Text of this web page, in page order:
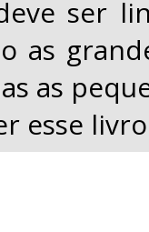
ser
as
as
esse